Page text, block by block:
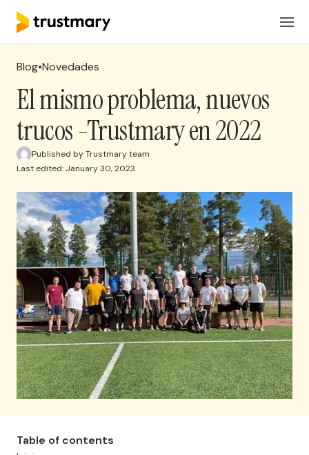
Productos
Precios
Solicita una reunion
ES
Iniciar Sesión
Blog•Novedades
El mismo problema, nuevos
trucos -Trustmary en 2022
Published by Trustmary team
Last edited: January 30, 2023
Table of contents